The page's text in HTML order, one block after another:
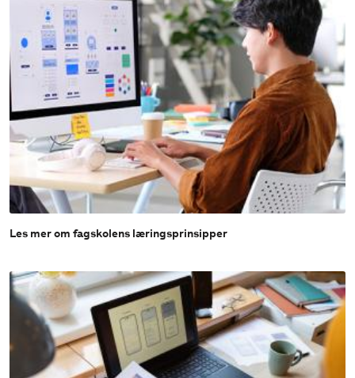
Les mer om fagskolens læringsprinsipper